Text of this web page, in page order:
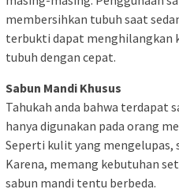
membersihkan tubuh saat
terbukti dapat menghilangkan
tubuh dengan cepat.
Sabun Mandi Khusus
Tahukah anda bahwa terdapat
hanya digunakan pada orang
Seperti kulit yang mengelupas,
Karena, memang kebutuhan
sabun mandi tentu berbeda.